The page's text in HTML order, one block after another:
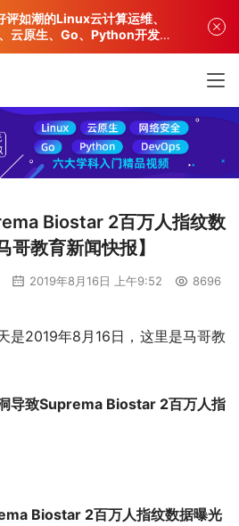
Biostar 2百万人指纹数
哥教育新闻快报】
2019年8月16日 上午9:52 8696
是2019年8月16日，这里是马哥教
导致Suprema Biostar 2百万人指
Biostar 2百万人指纹数据曝光
如潮的Linux云计算运维、
云原生、Go、Python开发专